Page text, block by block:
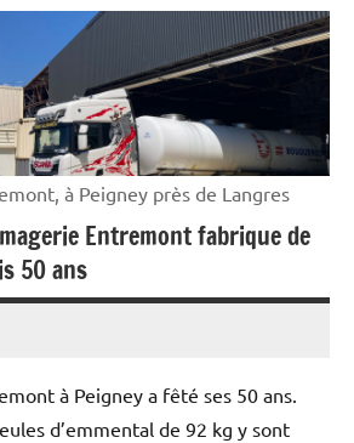
à Peigney près de Langres
Entremont fabrique de
50 ans
à Peigney a fêté ses 50 ans.
d’emmental de 92 kg y sont